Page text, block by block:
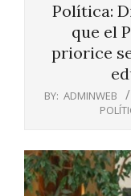
Política:
que el
priorice
BY: ADMINWEB